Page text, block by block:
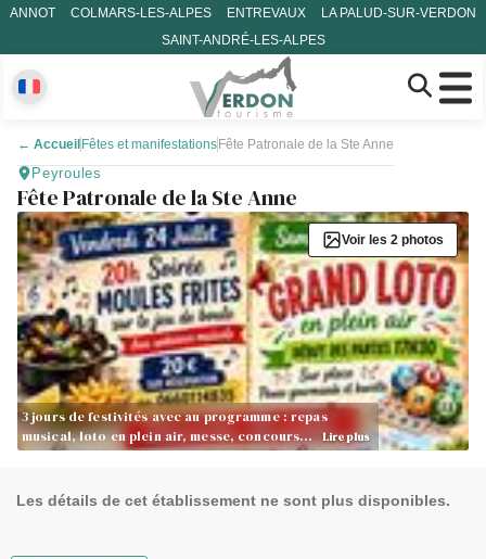
ANNOT COLMARS-LES-ALPES ENTREVAUX
LA PALUD-SUR-VERDON
SAINT-ANDRÉ-LES-ALPES
← Accueil Fêtes et manifestations Fête Patronale de la Ste Anne
Peyroules
Fête Patronale de la Ste Anne
3 jours de festivités avec au programme : repas
musical, loto en plein air, messe, concours… Lire plus
Voir les 2 photos
Les détails de cet établissement ne sont plus disponibles.